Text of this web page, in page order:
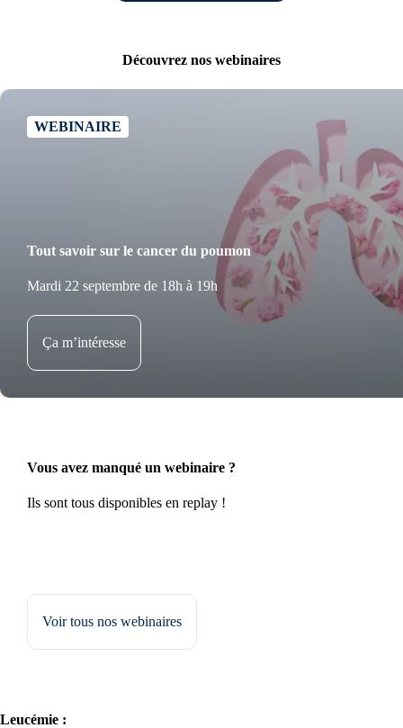
Découvrez nos webinaires
WEBINAIRE
Tout savoir sur le cancer du poumon
Mardi 22 septembre de 18h à 19h
Ça m’intéresse
Vous avez manqué un webinaire ?
Ils sont tous disponibles en replay !
Voir tous nos webinaires
Leucémie :